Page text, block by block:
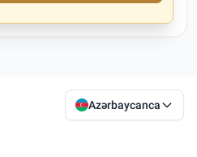
Azərbaycanca